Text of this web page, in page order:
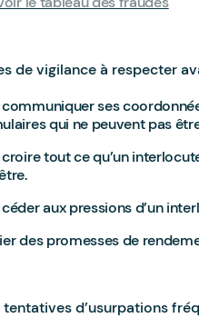
de vigilance à respecter
ses
qui ne peuvent pas
tout ce qu’un
aux pressions d’un
des promesses de
tentatives d’usurpations